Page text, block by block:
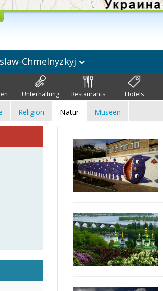
Chmelnyzkyj
Unterhaltung Restaurants Hotels
Religion Natur Museen